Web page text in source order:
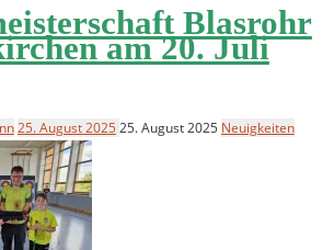
Blasrohr
am 20. Juli
25. August 2025 25. August 2025 Neuigkeiten